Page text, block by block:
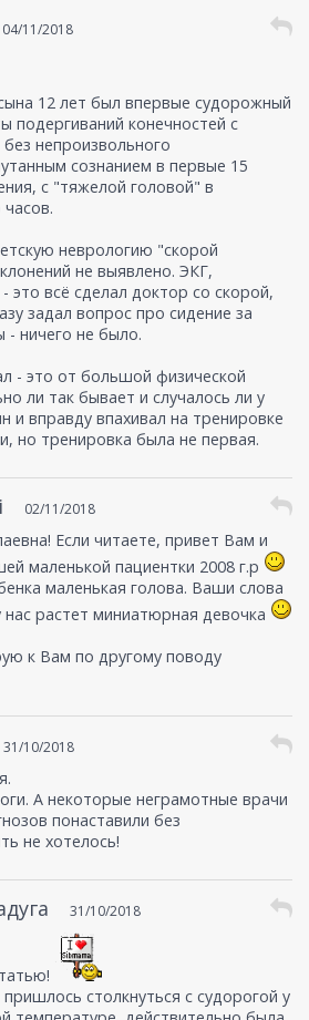
04/11/2018
12 лет был впервые судорожный
подергиваний конечностей с
непроизвольного
сознанием в первые 15
с "тяжелой головой" в
неврологию "скорой
не выявлено. ЭКГ,
это всё сделал доктор со скорой,
задал вопрос про сидение за
ничего не было.
- это от большой физической
ли так бывает и случалось ли у
и вправду впахивал на тренировке
но тренировка была не первая.
02/11/2018
Если читаете, привет Вам и
маленькой пациентки 2008 г.р
маленькая голова. Ваши слова
растет миниатюрная девочка
к Вам по другому поводу
31/10/2018
А некоторые неграмотные врачи
понаставили без
не хотелось!
31/10/2018
столкнуться с судорогой у